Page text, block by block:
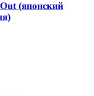
(японский